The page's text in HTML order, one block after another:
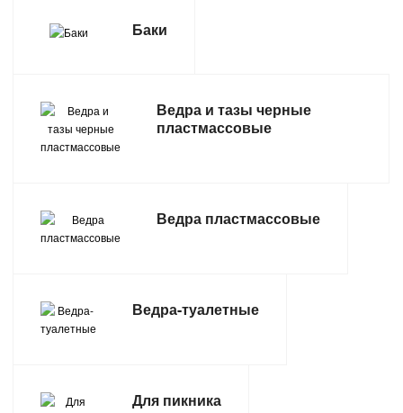
ЛАКОКРАСОЧНЫЕ МАТЕРИАЛЫ
ПОСУДА
СВАРОЧНОЕ ОБОРУДОВАНИЕ И МАТЕРИАЛЫ
СНЕГОУБОРОЧНЫЙ ИНВЕНТАРЬ
СТРОИТЕЛЬНЫЕ И ОТДЕЛОЧНЫЕ МАТЕРИАЛЫ
Баки
Ведра и тазы черные
пластмассовые
Ведра пластмассовые
Ведра-туалетные
Для пикника